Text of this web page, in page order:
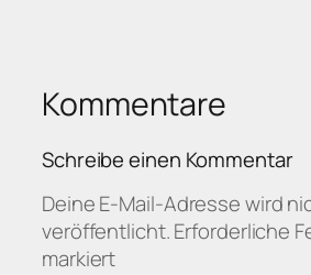
Kommentare
Schreibe einen Kommentar
Deine E-Mail-Adresse wird
veröffentlicht.Erforderliche
markiert